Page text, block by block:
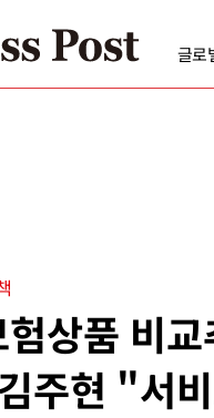
글로
상품 비
주현 "서